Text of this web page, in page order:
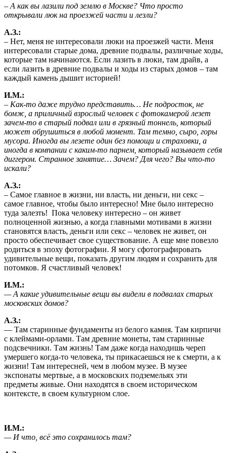
– А как вы лазили под землю в Москве? Что просто
открывали люк на проезжей части и лезли?
А.З.:
– Нет, меня не интересовали люки на проезжей части. Меня
интересовали старые дома, древние подвалы, различные ходы,
которые там начинаются. Если лазить в люки, там драйв, а
если лазить в древние подвалы и ходы из старых домов – там
каждый камень дышит историей!
И.М.:
– Как-то даже трудно представить… Не подросток, не
бомж, а приличный взрослый человек с фотокамерой лезет
зачем-то в старый подвал или в грязный тоннель, который
может обрушиться в любой момент. Там темно, сыро, горы
мусора. Иногда вы лезете один без помощи и страховки, а
иногда в компании с каким-то парнем, который называет себя
диггером. Странное занятие… Зачем? Для чего? Вы что-то
искали?
А.З.:
– Самое главное в жизни, ни власть, ни деньги, ни секс –
самое главное, чтобы было интересно! Мне было интересно
туда залезть! Пока человеку интересно – он живет
полноценной жизнью, а когда главными мотивами в жизни
становятся власть, деньги или секс – человек не живет, он
просто обеспечивает свое существование. А еще мне повезло
родиться в эпоху фотографии. Я могу сфотографировать
удивительные вещи, показать другим людям и сохранить для
потомков. Я счастливый человек!
И.М.:
— А какие удивительные вещи вы видели в подвалах старых
московских домов?
А.З.:
— Там старинные фундаменты из белого камня. Там кирпичи
с клеймами-орлами. Там древние монеты, там старинные
подсвечники. Там жизнь! Там даже когда находишь череп
умершего когда-то человека, ты прикасаешься не к смерти, а к
жизни! Там интересней, чем в любом музее. В музее
экспонаты мертвые, а в московских подземельях эти
предметы живые. Они находятся в своем историческом
контексте, в своем культурном слое.
И.М.:
— И что, всё это сохранилось там?